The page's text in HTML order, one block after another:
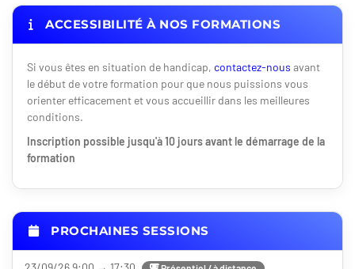
ACCESSIBILITÉ À NOS FORMATIONS
Si vous êtes en situation de handicap, contactez-nous avant
le début de votre formation pour que nous puissions vous
orienter efficacement et vous accueillir dans les meilleures
conditions.
Inscription possible jusqu'à 10 jours avant le démarrage de la
formation
PROCHAINES SESSIONS